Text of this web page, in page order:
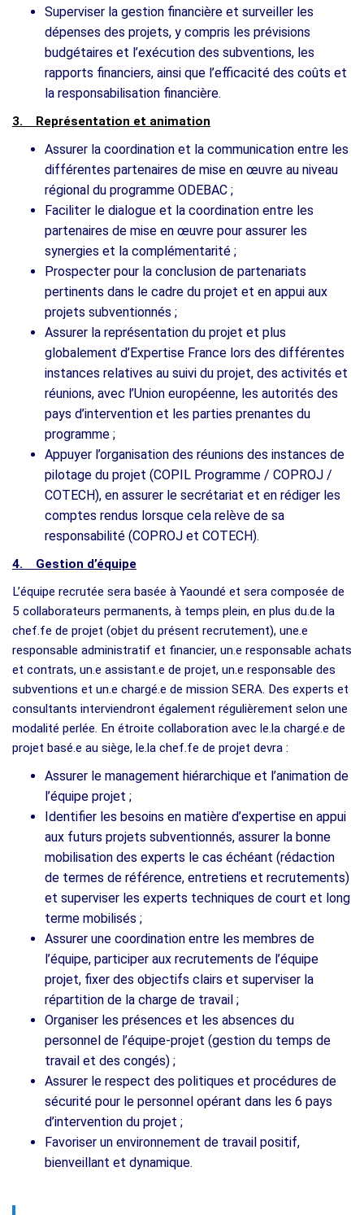
Superviser la gestion financière et surveiller les
dépenses des projets, y compris les prévisions
budgétaires et l’exécution des subventions, les
rapports financiers, ainsi que l’efficacité des coûts et
la responsabilisation financière.
3. Représentation et animation
Assurer la coordination et la communication entre les
différentes partenaires de mise en œuvre au niveau
régional du programme ODEBAC ;
Faciliter le dialogue et la coordination entre les
partenaires de mise en œuvre pour assurer les
synergies et la complémentarité ;
Prospecter pour la conclusion de partenariats
pertinents dans le cadre du projet et en appui aux
projets subventionnés ;
Assurer la représentation du projet et plus
globalement d’Expertise France lors des différentes
instances relatives au suivi du projet, des activités et
réunions, avec l’Union européenne, les autorités des
pays d’intervention et les parties prenantes du
programme ;
Appuyer l’organisation des réunions des instances de
pilotage du projet (COPIL Programme / COPROJ /
COTECH), en assurer le secrétariat et en rédiger les
comptes rendus lorsque cela relève de sa
responsabilité (COPROJ et COTECH).
4. Gestion d’équipe
L’équipe recrutée sera basée à Yaoundé et sera composée de
5 collaborateurs permanents, à temps plein, en plus du.de la
chef.fe de projet (objet du présent recrutement), une.e
responsable administratif et financier, un.e responsable achats
et contrats, un.e assistant.e de projet, un.e responsable des
subventions et un.e chargé.e de mission SERA. Des experts et
consultants interviendront également régulièrement selon une
modalité perlée. En étroite collaboration avec le.la chargé.e de
projet basé.e au siège, le.la chef.fe de projet devra :
Assurer le management hiérarchique et l’animation de
l’équipe projet ;
Identifier les besoins en matière d’expertise en appui
aux futurs projets subventionnés, assurer la bonne
mobilisation des experts le cas échéant (rédaction
de termes de référence, entretiens et recrutements)
et superviser les experts techniques de court et long
terme mobilisés ;
Assurer une coordination entre les membres de
l’équipe, participer aux recrutements de l’équipe
projet, fixer des objectifs clairs et superviser la
répartition de la charge de travail ;
Organiser les présences et les absences du
personnel de l’équipe-projet (gestion du temps de
travail et des congés) ;
Assurer le respect des politiques et procédures de
sécurité pour le personnel opérant dans les 6 pays
d’intervention du projet ;
Favoriser un environnement de travail positif,
bienveillant et dynamique.